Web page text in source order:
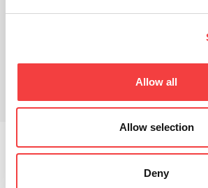
Allow all
Allow selection
Deny
Сопутствующие товары
Скачивания
T-Rex Plus- это механический
решения для специалистов, которые